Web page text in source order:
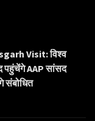
Visit: विश्व
पहुंचेंगे AAP सांसद
संबोधित